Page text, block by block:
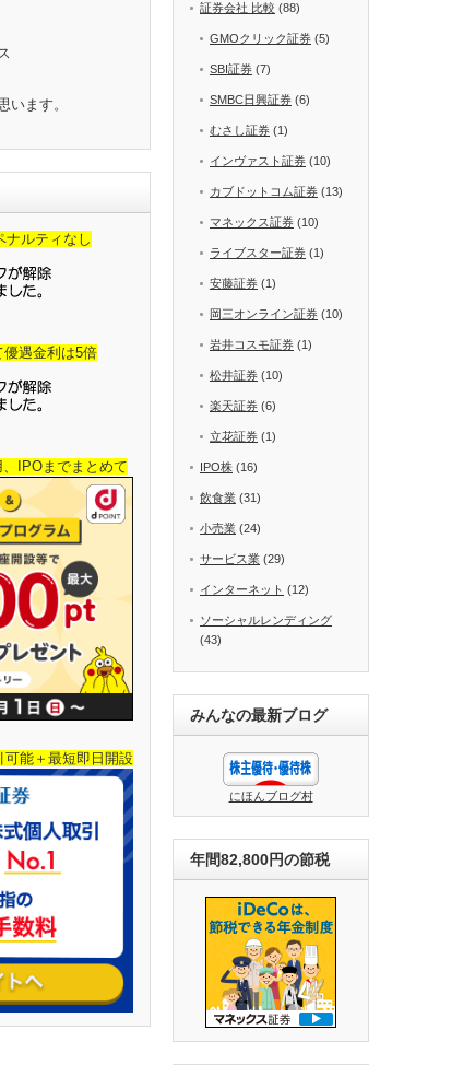
います。
ナルティなし
優遇金利は5倍
IPOまでまとめて
可能＋最短即日開設
証券会社 比較 (88)
GMOクリック証券 (5)
SBI証券 (7)
SMBC日興証券 (6)
むさし証券 (1)
インヴァスト証券 (10)
カブドットコム証券 (13)
マネックス証券 (10)
ライブスター証券 (1)
安藤証券 (1)
岡三オンライン証券 (10)
岩井コスモ証券 (1)
松井証券 (10)
楽天証券 (6)
立花証券 (1)
IPO株 (16)
飲食業 (31)
小売業 (24)
サービス業 (29)
インターネット (12)
ソーシャルレンディング
(43)
みんなの最新ブログ
にほんブログ村
年間82,800円の節税